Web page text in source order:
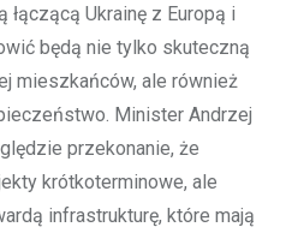
Ukrainę z Europą i
będą nie tylko skuteczną
mieszkańców, ale również
Minister Andrzej
przekonanie, że
krótkoterminowe, ale
infrastrukturę, które mają